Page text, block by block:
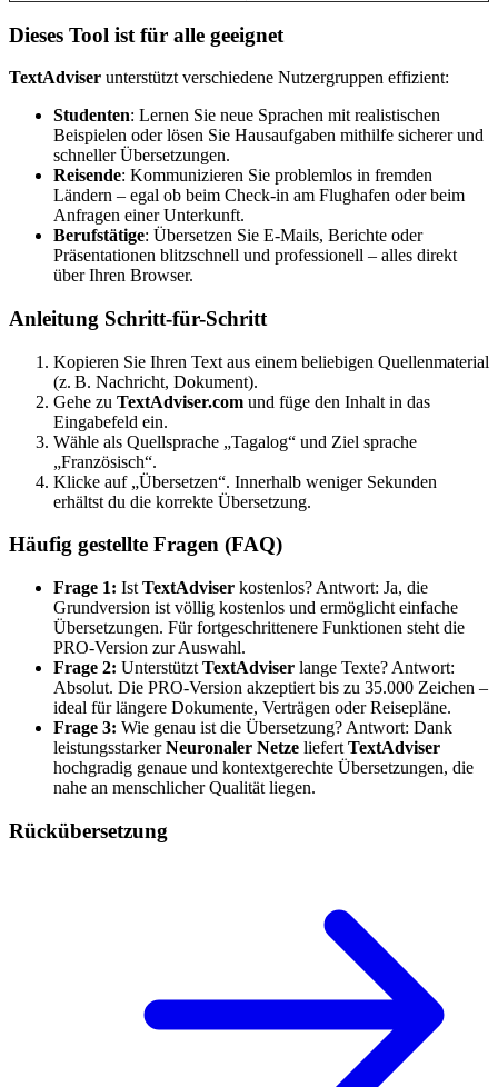
Dieses Tool ist für alle geeignet
TextAdviser unterstützt verschiedene Nutzergruppen effizient:
Studenten: Lernen Sie neue Sprachen mit realistischen
Beispielen oder lösen Sie Hausaufgaben mithilfe sicherer und
schneller Übersetzungen.
Reisende: Kommunizieren Sie problemlos in fremden
Ländern – egal ob beim Check-in am Flughafen oder beim
Anfragen einer Unterkunft.
Berufstätige: Übersetzen Sie E-Mails, Berichte oder
Präsentationen blitzschnell und professionell – alles direkt
über Ihren Browser.
Anleitung Schritt-für-Schritt
Kopieren Sie Ihren Text aus einem beliebigen Quellenmaterial
(z. B. Nachricht, Dokument).
Gehe zu TextAdviser.com und füge den Inhalt in das
Eingabefeld ein.
Wähle als Quellsprache „Tagalog“ und Ziel sprache
„Französisch“.
Klicke auf „Übersetzen“. Innerhalb weniger Sekunden
erhältst du die korrekte Übersetzung.
Häufig gestellte Fragen (FAQ)
Frage 1: Ist TextAdviser kostenlos? Antwort: Ja, die
Grundversion ist völlig kostenlos und ermöglicht einfache
Übersetzungen. Für fortgeschrittenere Funktionen steht die
PRO-Version zur Auswahl.
Frage 2: Unterstützt TextAdviser lange Texte? Antwort:
Absolut. Die PRO-Version akzeptiert bis zu 35.000 Zeichen –
ideal für längere Dokumente, Verträgen oder Reisepläne.
Frage 3: Wie genau ist die Übersetzung? Antwort: Dank
leistungsstarkerNeuronaler Netze liefert TextAdviser
hochgradig genaue und kontextgerechte Übersetzungen, die
nahe an menschlicher Qualität liegen.
Rückübersetzung